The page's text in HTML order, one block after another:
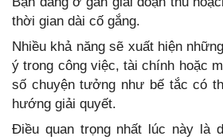
thời gian dài cố gắng.
Nhiều khả năng sẽ xuất hiện
ý trong công việc, tài chính hoặc
số chuyện tưởng như bế tắc có
hướng giải quyết.
Điều quan trọng nhất lúc này là